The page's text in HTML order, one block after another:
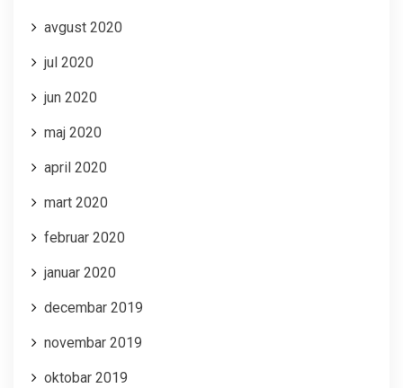
avgust 2020
jul 2020
jun 2020
maj 2020
april 2020
mart 2020
februar 2020
januar 2020
decembar 2019
novembar 2019
oktobar 2019